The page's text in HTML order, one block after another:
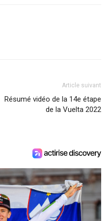
Article suivant
Résumé vidéo de la 14e étape
de la Vuelta 2022